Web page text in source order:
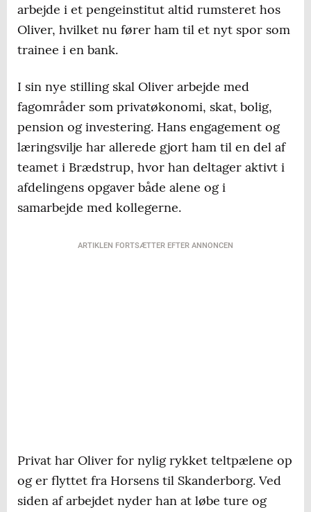
arbejde i et pengeinstitut altid rumsteret hos
Oliver, hvilket nu fører ham til et nyt spor som
trainee i en bank.
I sin nye stilling skal Oliver arbejde med
fagområder som privatøkonomi, skat, bolig,
pension og investering. Hans engagement og
læringsvilje har allerede gjort ham til en del af
teamet i Brædstrup, hvor han deltager aktivt i
afdelingens opgaver både alene og i
samarbejde med kollegerne.
ARTIKLEN FORTSÆTTER EFTER ANNONCEN
Privat har Oliver for nylig rykket teltpælene op
og er flyttet fra Horsens til Skanderborg. Ved
siden af arbejdet nyder han at løbe ture og